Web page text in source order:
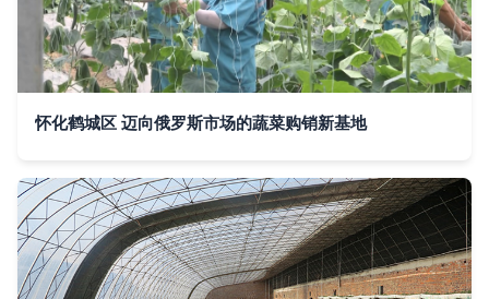
怀化鹤城区 迈向俄罗斯市场的蔬菜购销新基地